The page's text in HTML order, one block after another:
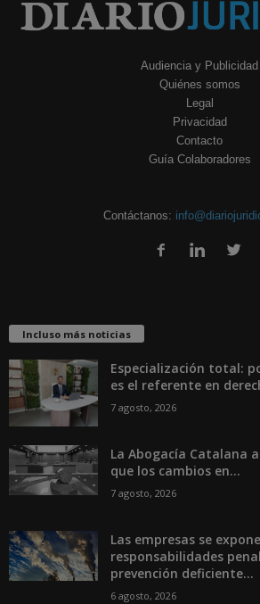
Audiencia y Publicidad
Quiénes somos
Legal
Privacidad
Contacto
Guía Colaboradores
Contáctanos:
Incluso más noticias
Especialización total:
es el referente en
7 agosto, 2026
La Abogacía Catalana
que los cambios en...
7 agosto, 2026
Las empresas se
responsabilidades
prevención deficiente...
6 agosto, 2026